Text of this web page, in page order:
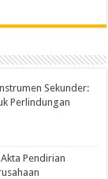
Sekunder:
Perlindungan
Pendirian